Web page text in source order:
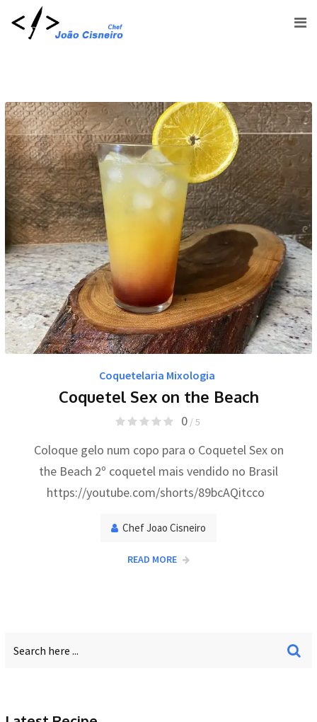
Coquetelaria Mixologia
Coquetel Sex on the Beach
0/ 5
Coloque gelo num copo para o Coquetel Sex on
the Beach 2º coquetel mais vendido no Brasil
https://youtube.com/shorts/89bcAQitcco
Chef Joao Cisneiro
READ MORE